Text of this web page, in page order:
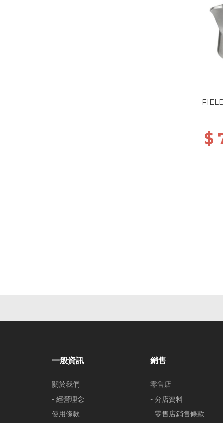
$
一般資訊
關於我們
- 經營理念
使用條款
銷售
零售店
- 分店資料
- 零售店銷售條款